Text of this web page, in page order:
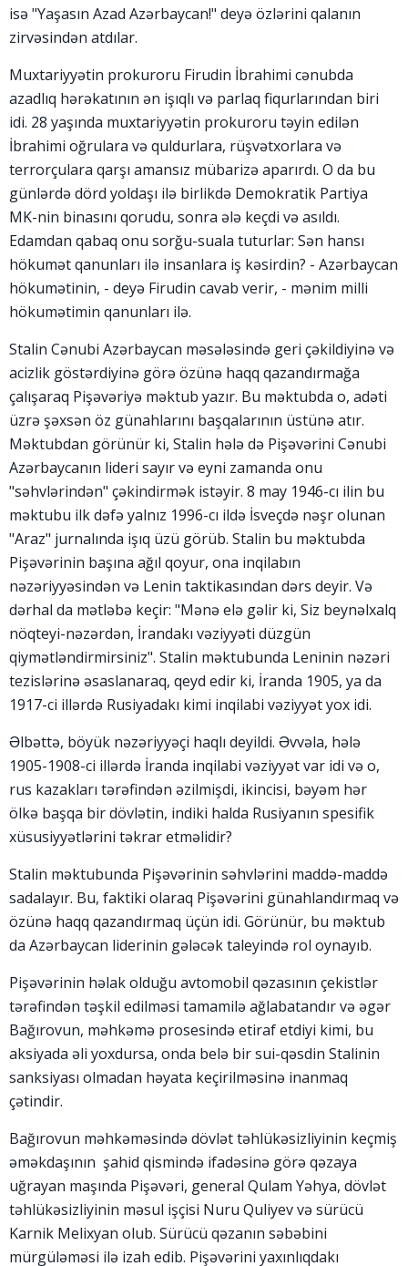
isə "Yaşasın Azad Azərbaycan!" deyə özlərini qalanın
zirvəsindən atdılar.
Muxtariyyətin prokuroru Firudin İbrahimi cənubda
azadlıq hərəkatının ən işıqlı və parlaq fiqurlarından biri
idi. 28 yaşında muxtariyyətin prokuroru təyin edilən
İbrahimi oğrulara və quldurlara, rüşvətxorlara və
terrorçulara qarşı amansız mübarizə aparırdı. O da bu
günlərdə dörd yoldaşı ilə birlikdə Demokratik Partiya
MK-nin binasını qorudu, sonra ələ keçdi və asıldı.
Edamdan qabaq onu sorğu-suala tuturlar: Sən hansı
hökumət qanunları ilə insanlara iş kəsirdin? - Azərbaycan
hökumətinin, - deyə Firudin cavab verir, - mənim milli
hökumətimin qanunları ilə.
Stalin Cənubi Azərbaycan məsələsində geri çəkildiyinə və
acizlik göstərdiyinə görə özünə haqq qazandırmağa
çalışaraq Pişəvəriyə məktub yazır. Bu məktubda o, adəti
üzrə şəxsən öz günahlarını başqalarının üstünə atır.
Məktubdan görünür ki, Stalin hələ də Pişəvərini Cənubi
Azərbaycanın lideri sayır və eyni zamanda onu
"səhvlərindən" çəkindirmək istəyir. 8 may 1946-cı ilin bu
məktubu ilk dəfə yalnız 1996-cı ildə İsveçdə nəşr olunan
"Araz" jurnalında işıq üzü görüb. Stalin bu məktubda
Pişəvərinin başına ağıl qoyur, ona inqilabın
nəzəriyyəsindən və Lenin taktikasından dərs deyir. Və
dərhal da mətləbə keçir: "Mənə elə gəlir ki, Siz beynəlxalq
nöqteyi-nəzərdən, İrandakı vəziyyəti düzgün
qiymətləndirmirsiniz". Stalin məktubunda Leninin nəzəri
tezislərinə əsaslanaraq, qeyd edir ki, İranda 1905, ya da
1917-ci illərdə Rusiyadakı kimi inqilabi vəziyyət yox idi.
Əlbəttə, böyük nəzəriyyəçi haqlı deyildi. Əvvəla, hələ
1905-1908-ci illərdə İranda inqilabi vəziyyət var idi və o,
rus kazakları tərəfindən əzilmişdi, ikincisi, bəyəm hər
ölkə başqa bir dövlətin, indiki halda Rusiyanın spesifik
xüsusiyyətlərini təkrar etməlidir?
Stalin məktubunda Pişəvərinin səhvlərini maddə-maddə
sadalayır. Bu, faktiki olaraq Pişəvərini günahlandırmaq və
özünə haqq qazandırmaq üçün idi. Görünür, bu məktub
da Azərbaycan liderinin gələcək taleyində rol oynayıb.
Pişəvərinin həlak olduğu avtomobil qəzasının çekistlər
tərəfindən təşkil edilməsi tamamilə ağlabatandır və əgər
Bağırovun, məhkəmə prosesində etiraf etdiyi kimi, bu
aksiyada əli yoxdursa, onda belə bir sui-qəsdin Stalinin
sanksiyası olmadan həyata keçirilməsinə inanmaq
çətindir.
Bağırovun məhkəməsində dövlət təhlükəsizliyinin keçmiş
əməkdaşının şahid qismində ifadəsinə görə qəzaya
uğrayan maşında Pişəvəri, general Qulam Yəhya, dövlət
təhlükəsizliyinin məsul işçisi Nuru Quliyev və sürücü
Karnik Melixyan olub. Sürücü qəzanın səbəbini
mürgüləməsi ilə izah edib. Pişəvərini yaxınlıqdakı